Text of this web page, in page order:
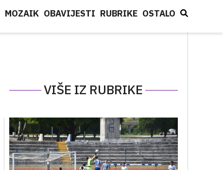
MOZAIK OBAVIJESTI RUBRIKE OSTALO
VIŠE IZ RUBRIKE